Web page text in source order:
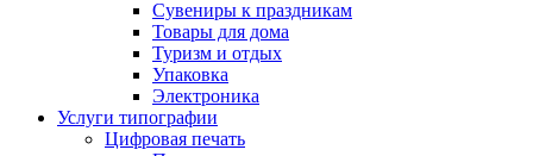
Сувениры к праздникам
Товары для дома
Туризм и отдых
Упаковка
Электроника
Услуги типографии
Цифровая печать